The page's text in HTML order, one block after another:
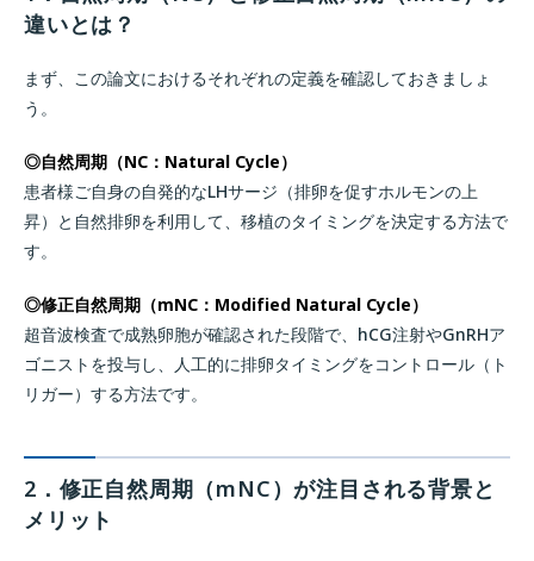
違いとは？
まず、この論文におけるそれぞれの定義を確認しておきましょ
う。
◎自然周期（NC：Natural Cycle）
患者様ご自身の自発的なLHサージ（排卵を促すホルモンの上
昇）と自然排卵を利用して、移植のタイミングを決定する方法で
す。
◎修正自然周期（mNC：Modified Natural Cycle）
超音波検査で成熟卵胞が確認された段階で、hCG注射やGnRHア
ゴニストを投与し、人工的に排卵タイミングをコントロール（ト
リガー）する方法です。
2．修正自然周期（mNC）が注目される背景と
メリット